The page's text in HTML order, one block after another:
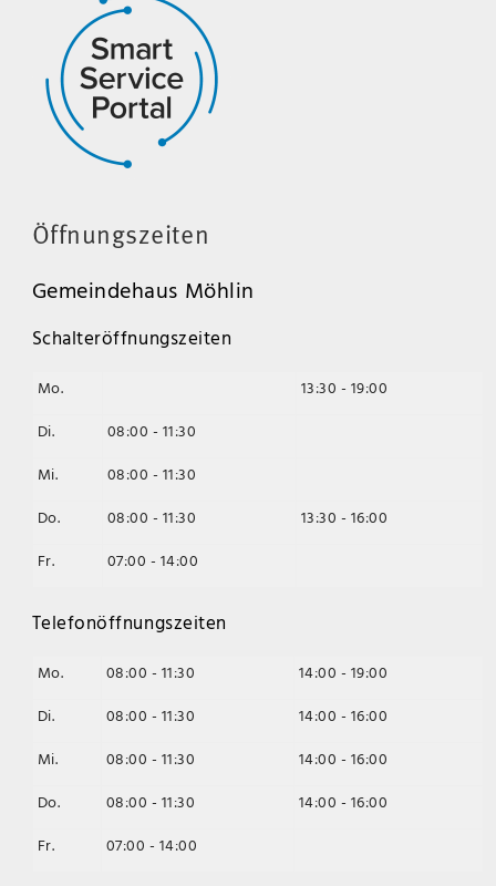
Öffnungszeiten
Gemeindehaus Möhlin
Schalteröffnungszeiten
Mo.
13:30 - 19:00
Di.
08:00 - 11:30
Mi.
08:00 - 11:30
Do.
08:00 - 11:30
13:30 - 16:00
Fr.
07:00 - 14:00
Telefonöffnungszeiten
Mo. 08:00 - 11:30
14:00 - 19:00
Di.
08:00 - 11:30
14:00 - 16:00
Mi.
08:00 - 11:30
14:00 - 16:00
Do.
08:00 - 11:30
14:00 - 16:00
Fr.
07:00 - 14:00